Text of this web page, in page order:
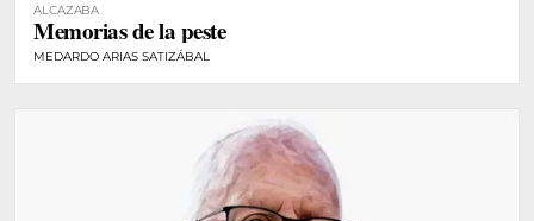
ALCAZABA
Memorias de la peste
MEDARDO ARIAS SATIZÁBAL